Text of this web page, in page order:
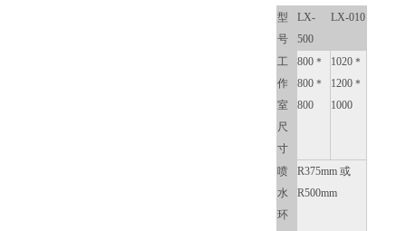
型
号
LX-
500
LX-010
工
作
室
尺
寸
800＊
800＊
800
1020＊
1200＊
1000
喷
水
环
R375mm 或
R500mm